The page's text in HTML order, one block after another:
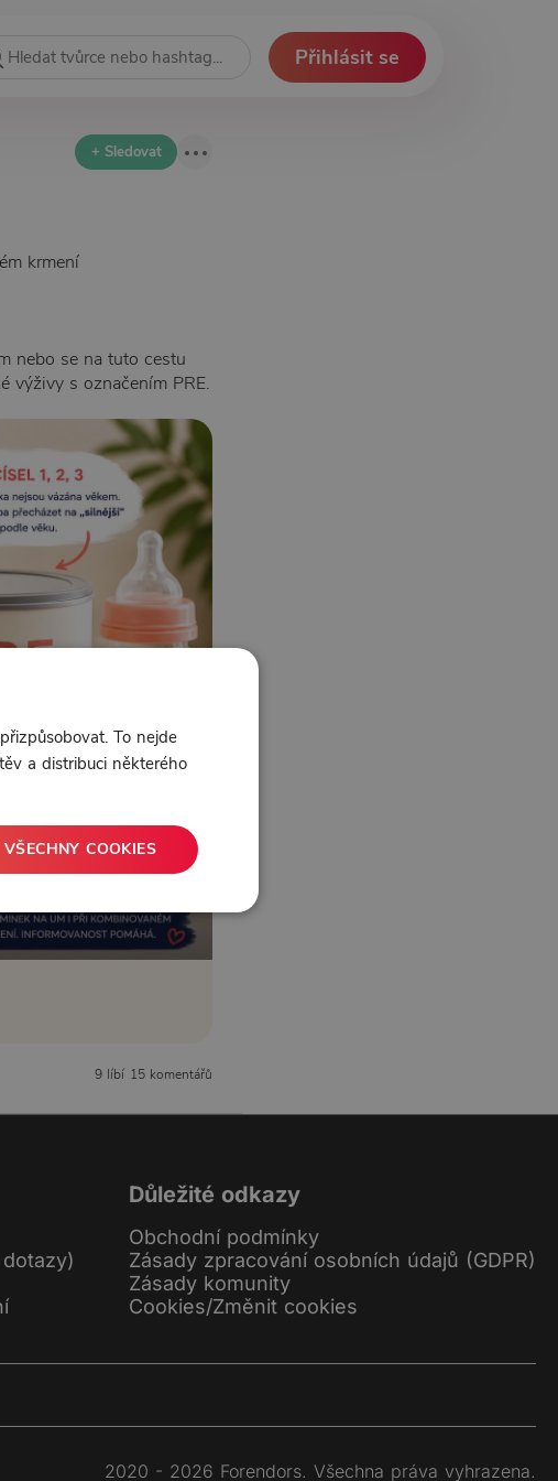
Přihlásit se
+ Sledovat
krmení
nebo se na tuto cestu
výživy s označením PRE.
9 líbí 15 komentářů
Důležité odkazy
Obchodní podmínky
Zásady zpracování osobních údajů (GDPR)
Zásady komunity
Cookies/Změnit cookies
2020 - 2026 Forendors. Všechna práva vyhrazena.
To nejde
a distribuci některého
COOKIES